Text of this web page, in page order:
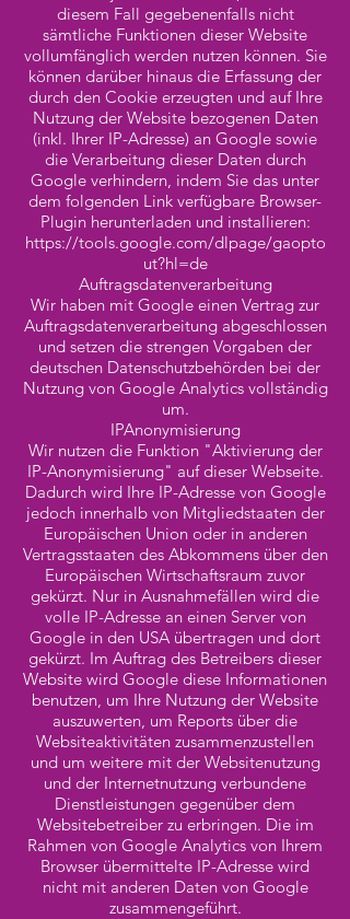
diesem Fall gegebenenfalls nicht
sämtliche Funktionen dieser Website
vollumfänglich werden nutzen können. Sie
können darüber hinaus die Erfassung der
durch den Cookie erzeugten und auf Ihre
Nutzung der Website bezogenen Daten
(inkl. Ihrer IP-Adresse) an Google sowie
die Verarbeitung dieser Daten durch
Google verhindern, indem Sie das unter
dem folgenden Link verfügbare Browser-
Plugin herunterladen und installieren:
https://tools.google.com/dlpage/gaopto
ut?hl=de
Auftragsdatenverarbeitung
Wir haben mit Google einen Vertrag zur
Auftragsdatenverarbeitung abgeschlossen
und setzen die strengen Vorgaben der
deutschen Datenschutzbehörden bei der
Nutzung von Google Analytics vollständig
um.
IPAnonymisierung
Wir nutzen die Funktion "Aktivierung der
IP-Anonymisierung" auf dieser Webseite.
Dadurch wird Ihre IP-Adresse von Google
jedoch innerhalb von Mitgliedstaaten der
Europäischen Union oder in anderen
Vertragsstaaten des Abkommens über den
Europäischen Wirtschaftsraum zuvor
gekürzt. Nur in Ausnahmefällen wird die
volle IP-Adresse an einen Server von
Google in den USA übertragen und dort
gekürzt. Im Auftrag des Betreibers dieser
Website wird Google diese Informationen
benutzen, um Ihre Nutzung der Website
auszuwerten, um Reports über die
Websiteaktivitäten zusammenzustellen
und um weitere mit der Websitenutzung
und der Internetnutzung verbundene
Dienstleistungen gegenüber dem
Websitebetreiber zu erbringen. Die im
Rahmen von Google Analytics von Ihrem
Browser übermittelte IP-Adresse wird
nicht mit anderen Daten von Google
zusammengeführt.